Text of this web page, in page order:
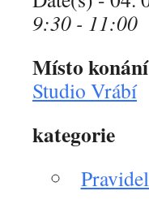
9:30 - 11:00
Místo konání
Studio Vrábí
kategorie